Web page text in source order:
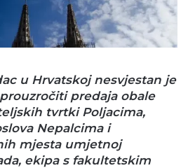
u Hrvatskoj nesvjestan je
predaja obale
tvrtki Poljacima,
Nepalcima i
mjesta umjetnoj
ekipa s fakultetskim